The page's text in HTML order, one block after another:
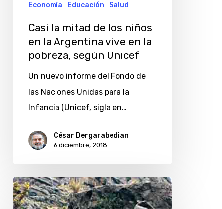
Argentina
pobreza,
según
Economía Educación Salud
Casi la mitad de los niños
en la Argentina vive en la
pobreza, según Unicef
Un nuevo informe del Fondo de
las Naciones Unidas para la
Infancia (Unicef, sigla en…
César Dergarabedian
6 diciembre, 2018
¿Cuáles
son